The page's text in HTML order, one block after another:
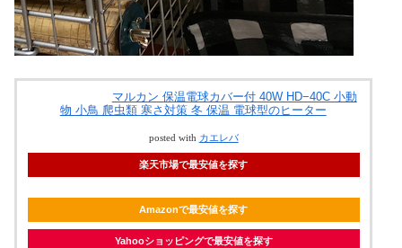
マルカン 保温電球カバー付 40W HD−40C 小動
物 小鳥 爬虫類 寒さ対策 冬 保温 電球型のヒーター
posted with カエレバ
楽天市場で最安値を探す
Amazonで最安値を探す
Yahooショッピングで最安値を探す